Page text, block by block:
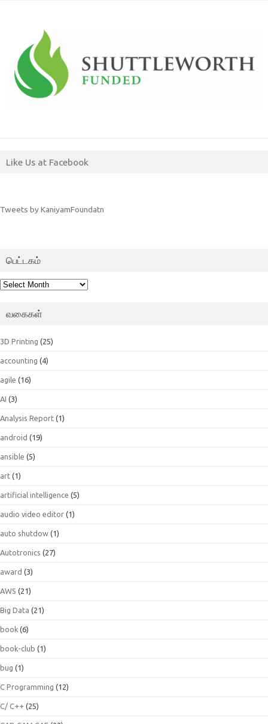
Like Us at Facebook
Tweets by KaniyamFoundatn
பெட்டகம்
பெட்டகம்
வகைகள்
3D Printing (25)
accounting (4)
agile (16)
AI (3)
Analysis Report (1)
android (19)
ansible (5)
art (1)
artificial intelligence (5)
audio video editor (1)
auto shutdow (1)
Autotronics (27)
award (3)
AWS (21)
Big Data (21)
book (6)
book-club (1)
bug (1)
C Programming (12)
C/ C++ (25)